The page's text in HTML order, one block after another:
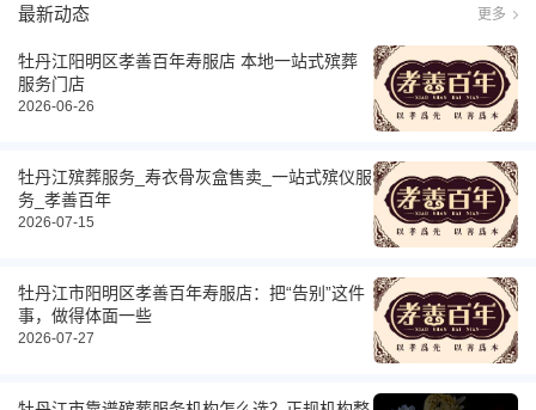
最新动态 更多
牡丹江阳明区孝善百年寿服店 本地一站式殡葬
服务门店
2026-06-26
牡丹江殡葬服务_寿衣骨灰盒售卖_一站式殡仪服
务_孝善百年
2026-07-15
牡丹江市阳明区孝善百年寿服店：把“告别”这件
事，做得体面一些
2026-07-27